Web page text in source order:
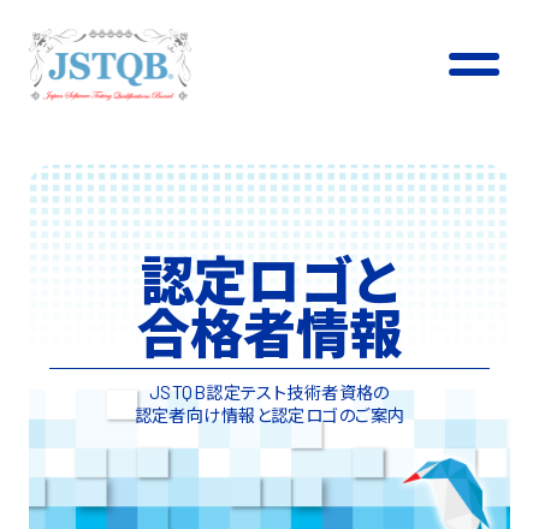
認定ロゴと
合格者情報
JSTQB認定テスト技術者資格の
認定者向け情報と認定ロゴのご案内